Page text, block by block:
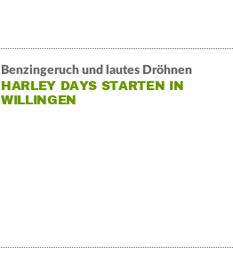
Benzingeruch und lautes Dröhnen
HARLEY DAYS STARTEN IN
WILLINGEN